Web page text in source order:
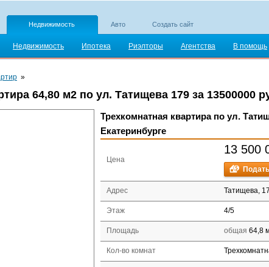
Недвижимость Авто Создать сайт
Недвижимость Ипотека Риэлторы Агентства В помощь
»
64,80 м2 по ул. Татищева 179 за 13500000
Трехкомнатная квартира по ул.
Екатеринбурге
Цена
13 500
Адрес Татищева,
Этаж 4/5
Площадь общая 64,8
Кол-во комнат